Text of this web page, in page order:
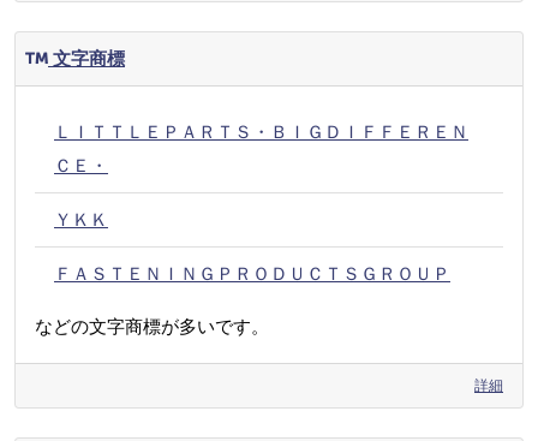
文字商標
ＬＩＴＴＬＥＰＡＲＴＳ・ＢＩＧＤＩＦＦＥＲＥＮ
ＣＥ・
ＹＫＫ
ＦＡＳＴＥＮＩＮＧＰＲＯＤＵＣＴＳＧＲＯＵＰ
などの文字商標が多いです。
詳細